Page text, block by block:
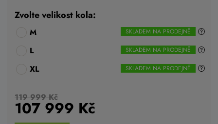
Zvolte velikost kola:
M SKLADEM NA PRODEJNĚ
L SKLADEM NA PRODEJNĚ
XL SKLADEM NA PRODEJNĚ
119 999 Kč
107 999 Kč